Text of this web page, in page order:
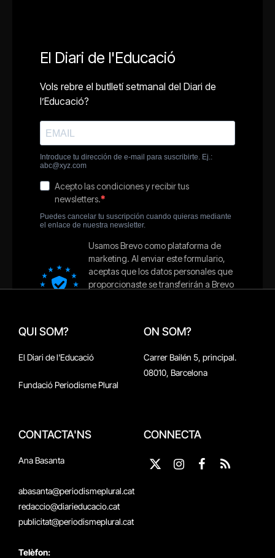
QUI SOM?
El Diari de l'Educació
Fundació Periodisme Plural
ON SOM?
Carrer Bailén 5, principal.
08010, Barcelona
CONTACTA'NS
Ana Basanta
abasanta@periodismeplural.cat
redaccio@diarieducacio.cat
publicitat@periodismeplural.cat
Telèfon:
CONNECTA
X
InstagramFacebook
RSS